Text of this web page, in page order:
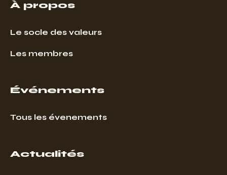
À propos
Le socle des valeurs
Les membres
Événements
Tous les évenements
Actualités